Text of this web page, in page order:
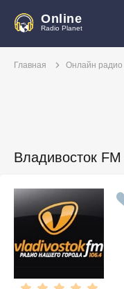
Online
Radio Planet
Главная Онлайн радио
Владивосток